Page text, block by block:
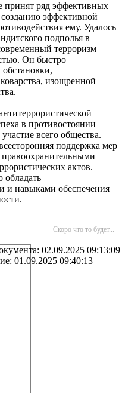
принят ряд эффективных
эффективной
ему. Удалось
подполья в
терроризм
Он быстро
изощренной
в противостоянии
всего общества.
поддержка мер
актов.
и навыками обеспечения
Скоро что то будет...
02.09.2025 09:13:09
01.09.2025 09:40:13